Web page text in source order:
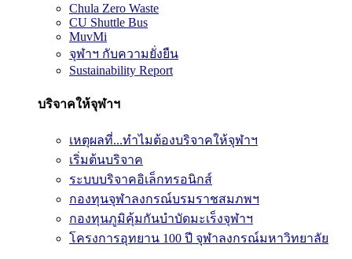
Chula Zero Waste
CU Shuttle Bus
MuvMi
จุฬาฯ กับความยั่งยืน
Sustainability Report
บริจาคให้จุฬาฯ
เหตุผลที่...ทำไมต้องบริจาคให้จุฬาฯ
เริ่มต้นบริจาค
ระบบบริจาคอิเล็กทรอนิกส์
กองทุนจุฬาลงกรณ์บรมราชสมภพฯ
กองทุนภูมิคุ้มกันบำบัดมะเร็งจุฬาฯ
โครงการอุทยาน 100 ปี จุฬาลงกรณ์มหาวิทยาลัย